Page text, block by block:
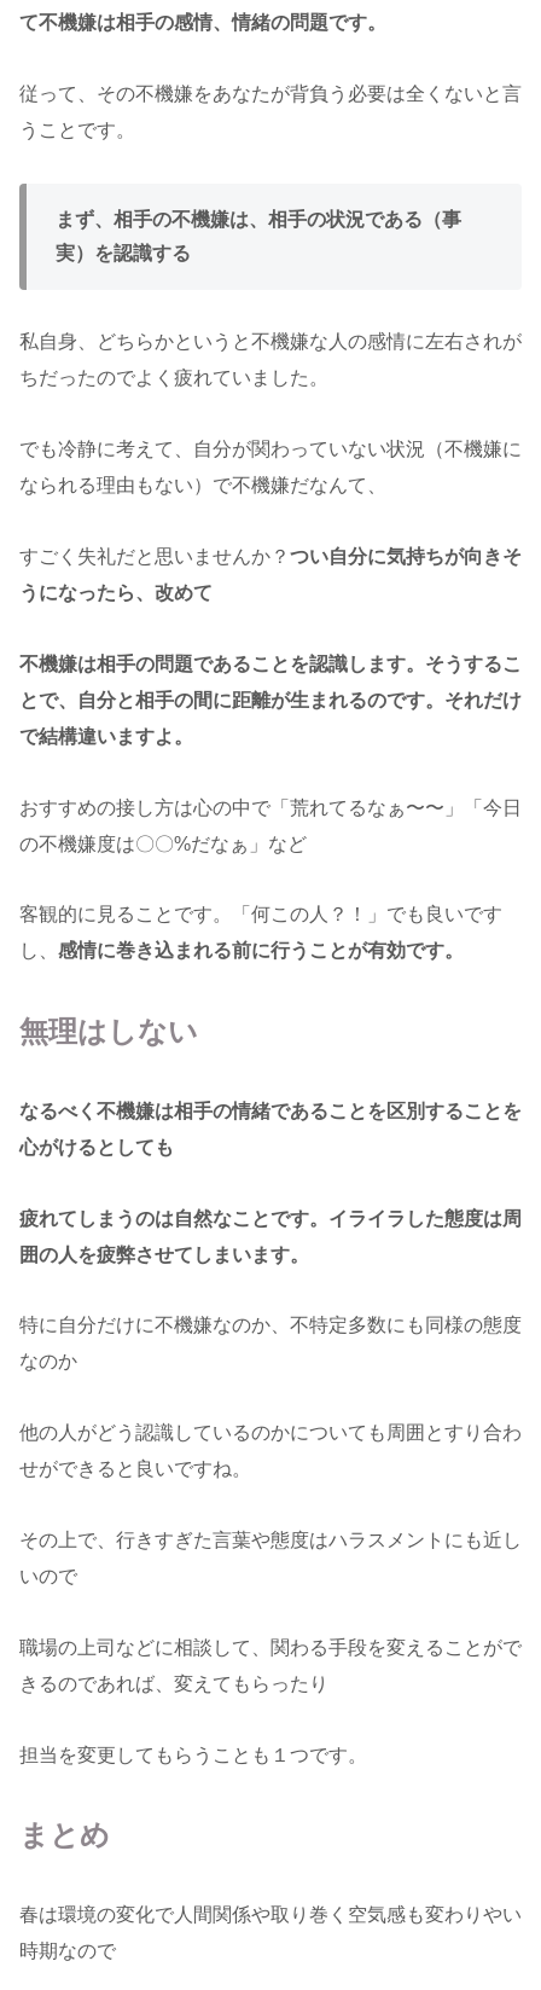
て不機嫌は相手の感情、情緒の問題です。
従って、その不機嫌をあなたが背負う必要は全くないと言
うことです。
まず、相手の不機嫌は、相手の状況である（事
実）を認識する
私自身、どちらかというと不機嫌な人の感情に左右されが
ちだったのでよく疲れていました。
でも冷静に考えて、自分が関わっていない状況（不機嫌に
なられる理由もない）で不機嫌だなんて、
すごく失礼だと思いませんか？ つい自分に気持ちが向きそ
うになったら、改めて
不機嫌は相手の問題であることを認識します。そうするこ
とで、自分と相手の間に距離が生まれるのです。それだけ
で結構違いますよ。
おすすめの接し方は心の中で「荒れてるなぁ〜〜」「今日
の不機嫌度は〇〇%だなぁ」など
客観的に見ることです。「何この人？！」でも良いです
し、 感情に巻き込まれる前に行うことが有効です。
無理はしない
なるべく不機嫌は相手の情緒であることを区別することを
心がけるとしても
疲れてしまうのは自然なことです。イライラした態度は周
囲の人を疲弊させてしまいます。
特に自分だけに不機嫌なのか、不特定多数にも同様の態度
なのか
他の人がどう認識しているのかについても周囲とすり合わ
せができると良いですね。
その上で、行きすぎた言葉や態度はハラスメントにも近し
いので
職場の上司などに相談して、関わる手段を変えることがで
きるのであれば、変えてもらったり
担当を変更してもらうことも１つです。
まとめ
春は環境の変化で人間関係や取り巻く空気感も変わりやい
時期なので